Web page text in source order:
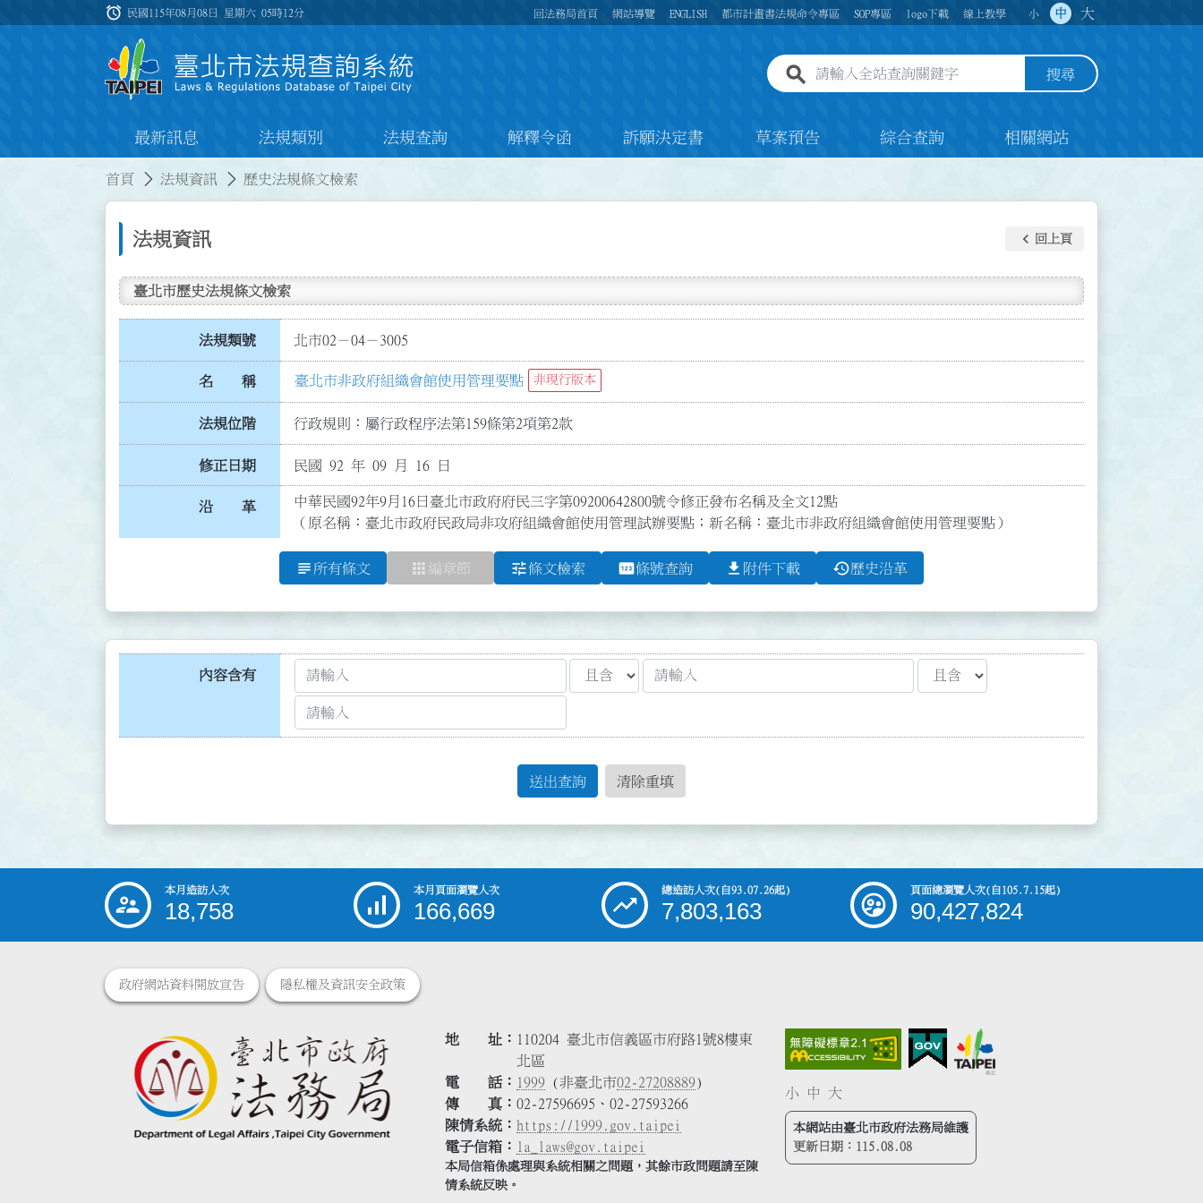
:::
alarm 民國115年08月08日 星期六05時12分 回法務局首頁 網站導覽 ENGLISH 都市計畫書法規命令專區 SOP專區 logo下載 線上教學 小 中 大
全站查詢關鍵字欄位 搜尋
最新訊息 法規類別 法規查詢 解釋令函 訴願決定書 草案預告 綜合查詢 相關網站
首頁 法規資訊 歷史法規條文檢索
法規資訊 keyboard_arrow_left 回上頁
臺北市歷史法規條文檢索
法規類號 北市02－04－3005
名 稱 臺北市非政府組織會館使用管理要點 非現行版本
法規位階 行政規則：屬行政程序法第159條第2項第2款
修正日期 民國 92 年 09 月 16 日
沿 革
中華民國92年9月16日臺北市政府府民三字第09200642800號令修正發布名稱及全文12點
（原名稱：臺北市政府民政局非攻府組織會館使用管理試辦要點；新名稱：臺北市非政府組織會館使用管理要點）
subject 所有條文 apps 編章節 tune條文檢索 pin條號查詢 file_download 附件下載 history歷史沿革
內容含有
送出查詢 清除重填
::: 本月造訪人次
18,758
本月頁面瀏覽人次
166,669
總造訪人次(自93.07.26起)
7,803,163
頁面總瀏覽人次(自105.7.15起)
90,427,824
政府網站資料開放宣告 隱私權及資訊安全政策
地 址
110204 臺北市信義區市府路1號8樓東
北區
電 話
1999 (非臺北市02-27208889)
傳 真
02-27596695、02-27593266
陳情系統
https://1999.gov.taipei
電子信箱
la_laws@gov.taipei
本局信箱係處理與系統相關之問題，其餘市政問題請至陳
情系統反映。
小 中 大
本網站由臺北市政府法務局維護
更新日期： 115.08.08